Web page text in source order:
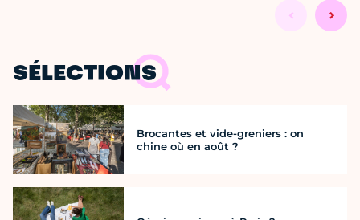
SÉLECTIONS
Brocantes et vide-greniers : on
chine où en août ?